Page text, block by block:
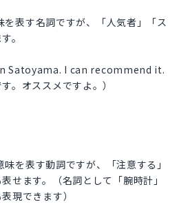
表す名詞ですが、「人気者」「ス
。
Satoyama. I can recommend it.
。オススメですよ。）
を表す動詞ですが、「注意する」
せます。（名詞として「腕時計」
現できます）